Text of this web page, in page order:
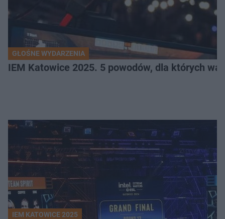
GŁOŚNE WYDARZENIA
IEM Katowice 2025. 5 powodów, dla których
IEM KATOWICE 2025